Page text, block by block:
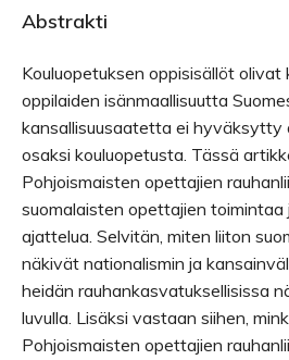
Abstrakti
Kouluopetuksen oppisisällöt
oppilaiden isänmaallisuutta
kansallisuusaatetta ei hyväksytty
osaksi kouluopetusta. Tässä
Pohjoismaisten opettajien
suomalaisten opettajien toimintaa
ajattelua. Selvitän, miten liiton
näkivät nationalismin ja
heidän rauhankasvatuksellisissa
luvulla. Lisäksi vastaan siihen,
Pohjoismaisten opettajien